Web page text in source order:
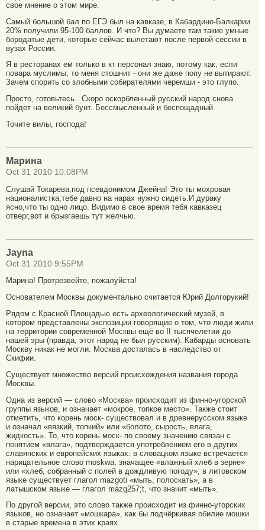
свое мнение о этом мире.
Самый большой бал по ЕГЭ был на кавказе, в Кабардино-Балкарии
20% получили 95-100 баллов. И что? Вы думаете там такие умные
бородатые дети, которые сейчас вылетают после первой сессии в
вузах России.
Я в ресторанах ем только в кт персонал знаю, потому как, если
повара муслимы, то меня стошнит - они же даже попу не вытирают.
Зачем спорить со злобными собирателями черемши - это глупо.
Просто, готовьтесь.. Скоро оскорбленный русский народ снова
пойдет на великий бунт. Бессмысленный и беспощадный.
Точите вилы, господа!
Марина
Oct 31 2010 10:08PM
Слушай Токарева,под псевдонимом Джейна! Это ты мохровая
националистка,тебе давно на нарах нужно сидеть.И дураку
ясно,что ты одно лицо. Видимо в свое время тебя кавказец
отверг,вот и брызгаешь тут желчью.
Jayna
Oct 31 2010 9:55PM
Марина! Протрезвейте, пожалуйста!
Основателем Москвы документально считается Юрий Долгорукий!
Рядом с Красной Площадью есть археологический музей, в
котором представлены экспозиции говорящие о том, что люди жили
на территории современной Москвы ещё во II тысячелетии до
нашей эры (правда, этот народ не был русским). Кабарды основать
Москву никак не могли. Москва досталась в наследство от
Скифии.
Существует множество версий происхождения названия города
Москвы.
Одна из версий — слово «Москва» происходит из финно-угорской
группы языков, и означает «мокрое, топкое место». Также стоит
отметить, что корень моск- существовал и в древнерусском языке
и означал «вязкий, топкий» или «болото, сырость, влага,
жидкость». То, что корень моск- по своему значению связан с
понятием «влага», подтверждается употреблением его в других
славянских и европейских языках: в словацком языке встречается
нарицательное слово moskwa, значащее «влажный хлеб в зерне»
или «хлеб, собранный с полей в дождливую погоду»; в литовском
языке существует глагол mazgoti «мыть, полоскать», а в
латышском языке — глагол mazg257;t, что значит «мыть».
По другой версии, это слово также происходит из финно-угорских
языков, но означает «мошкара», как бы подчёркивая обилие мошки
в старые времена в этих краях.